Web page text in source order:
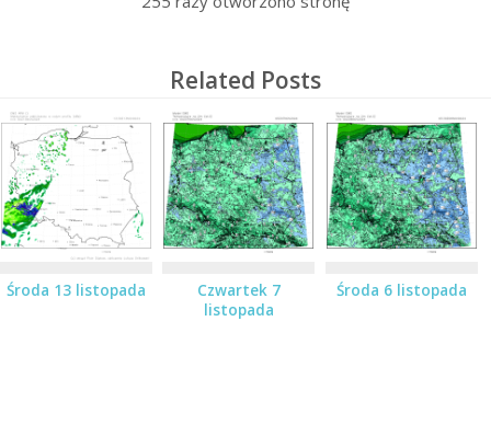
Related Posts
Środa 13 listopada
Czwartek 7
listopada
Środa 6 listopada